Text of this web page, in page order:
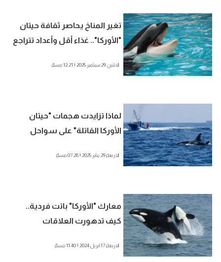
تغير المناخ يحاصر ثقافة حيتان
"الأوركا".. غذاء أقل وأعداد تتراجع
الاثنين 29 سبتمبر 2025 | 12:21 مساءً
لماذا تزايدت هجمات "حيتان
الأوركا القاتلة" على سواحل
الاربعاء 29 يناير 2025 | 07:28 مساءً
معارك "الأوركا" باتت فردية..
كيف تدهورت العلاقات
الاربعاء 17 ابريل 2024 | 11:40 مساءً